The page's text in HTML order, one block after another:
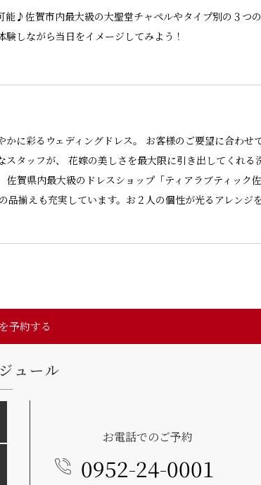
能♪佐賀市内最大級の大聖堂チャペルやタイプ別の３つ
しながら当日をイメージしてみよう！
に彩るウェディングドレス。 お客様のご要望に合わせ
タッフが、 花嫁の美しさを最大限に引き出してくれる
佐賀県内最大級のドレスショップ「ティアラブティック
品揃えも充実しています。お２人の個性が光るアレンジ
予約する
ュール
お電話でのご予約
0952-24-0001